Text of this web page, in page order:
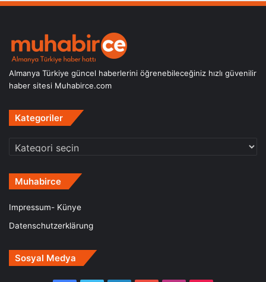
Almanya Türkiye güncel haberlerini öğrenebileceğiniz hızlı güvenilir
haber sitesi Muhabirce.com
Kategoriler
Kategoriler
Muhabirce
Impressum- Künye
Datenschutzerklärung
Sosyal Medya